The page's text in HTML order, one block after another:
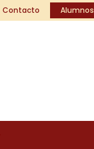
Contacto Alumnos